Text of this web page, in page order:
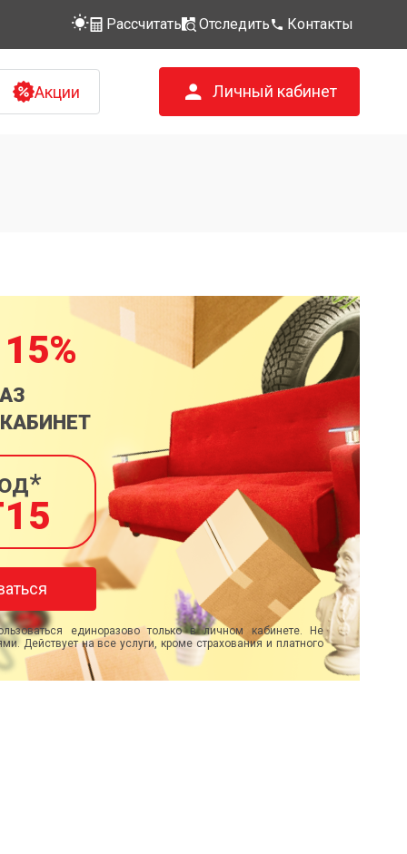
Рассчитать Отследить Контакты
Акции Личный кабинет
единоразово только в личном кабинете. Не
Действует на все услуги, кроме страхования и платного